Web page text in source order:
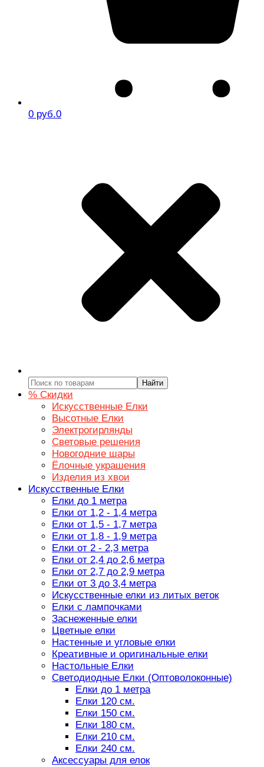
0 руб.0
Найти
% Скидки
Искусственные Елки
Высотные Елки
Электрогирлянды
Световые решения
Новогодние шары
Ёлочные украшения
Изделия из хвои
Искусственные Елки
Елки до 1 метра
Елки от 1,2 - 1,4 метра
Елки от 1,5 - 1,7 метра
Елки от 1,8 - 1,9 метра
Елки от 2 - 2,3 метра
Елки от 2,4 до 2,6 метра
Елки от 2,7 до 2,9 метра
Елки от 3 до 3,4 метра
Искусственные елки из литых веток
Елки с лампочками
Заснеженные елки
Цветные елки
Настенные и угловые елки
Креативные и оригинальные елки
Настольные Елки
Светодиодные Елки (Оптоволоконные)
Елки до 1 метра
Елки 120 см.
Елки 150 см.
Елки 180 см.
Елки 210 см.
Елки 240 см.
Аксессуары для елок